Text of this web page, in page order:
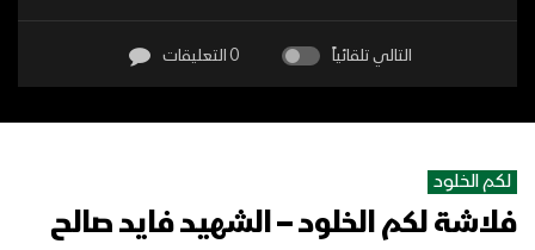
التالي تلقائياً 0 التعليقات
لكم الخلود
فلاشة لكم الخلود – الشهيد فايد صالح